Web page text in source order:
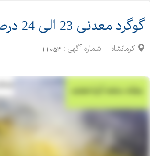
گوگرد معدنی 23 الی 24 درصد
کرمانشاه شماره آگهی : 11053